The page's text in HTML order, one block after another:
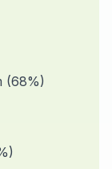
(68%)